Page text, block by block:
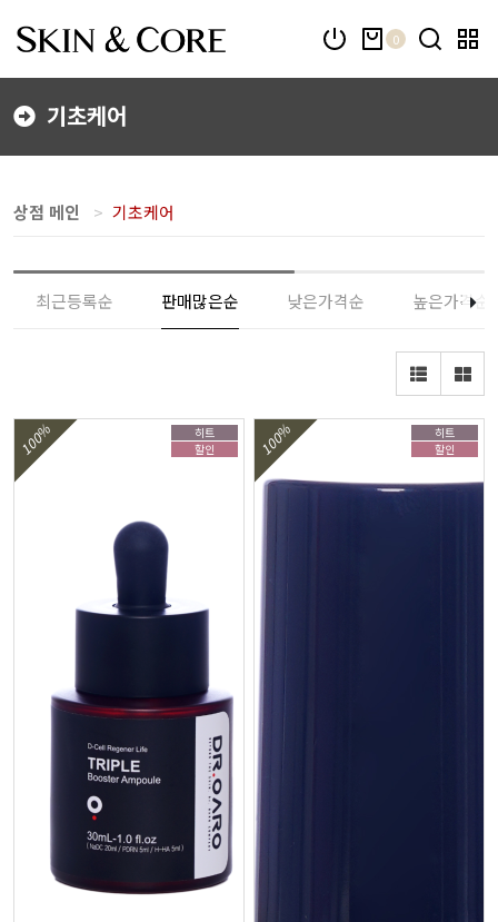
0
기초케어
상점 메인 기초케어
최근등록순 판매많은순 낮은가격순 높은가격순
히트
할인
100%
히트
할인
100%